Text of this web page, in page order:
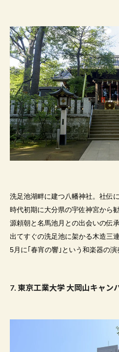
洗足池湖畔に建つ八幡神社。社伝
時代初期に大分県の宇佐神宮から
源頼朝と名馬池月との出会いの伝
出てすぐの洗足池に架かる木造三
5月に｢ 春宵の響 ｣という和楽器の
7. 東京工業大学 大岡山キャン